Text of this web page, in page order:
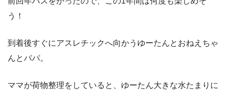
う！
到着後すぐにアスレチックへ向かうゆーたんとおねえちゃ
んとパパ。
ママが荷物整理をしていると、ゆーたん大きな水たまりに